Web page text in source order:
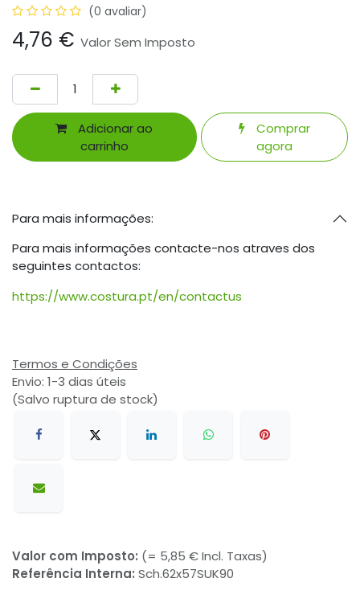
(0 avaliar)
4,76 € Valor Sem Imposto
Adicionar ao
carrinho
Comprar
agora
Para mais informações:
Para mais informações contacte-nos atraves dos
seguintes contactos:
https://www.costura.pt/en/contactus
Termos e Condições
Envio: 1-3 dias úteis
(Salvo ruptura de stock)
Valor com Imposto: (= 5,85 € Incl. Taxas)
Referência Interna: Sch.62x57SUK90